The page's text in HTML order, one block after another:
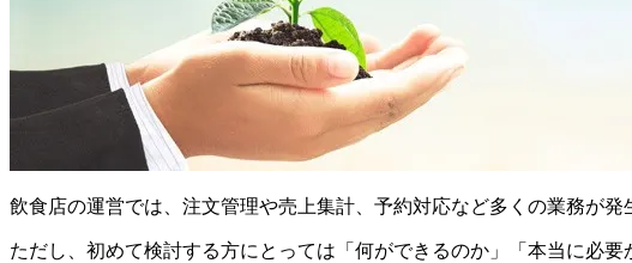
飲食店の運営では、注文管理や売上集計、予約対応など多くの業務が
ただし、初めて検討する方にとっては「何ができるのか」「本当に必